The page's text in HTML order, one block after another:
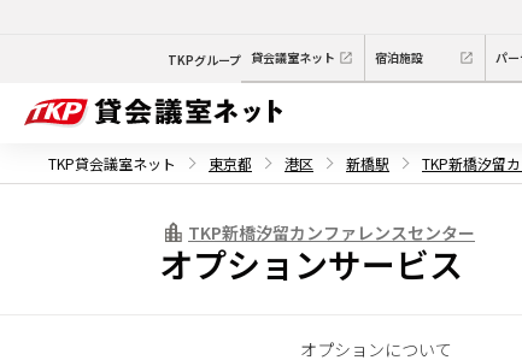
TKPグループ 貸会議室ネット 宿泊施設 パ
TKP貸会議室ネット 東京都 港区 新橋駅 TKP新橋汐留
TKP新橋汐留カンファレンスセンター
オプションサービス
オプションについて